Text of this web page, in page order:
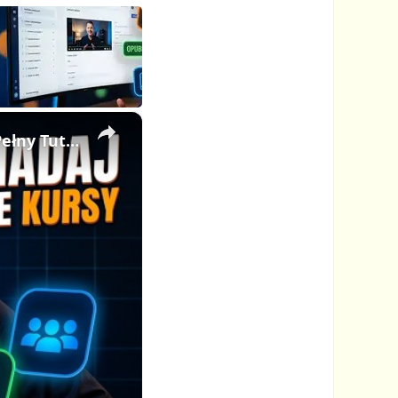
×
🎓 Jak Sprzedawać Kursy Online i Zbudować Membership — Pełny Tutorial dla Twórców Kursów